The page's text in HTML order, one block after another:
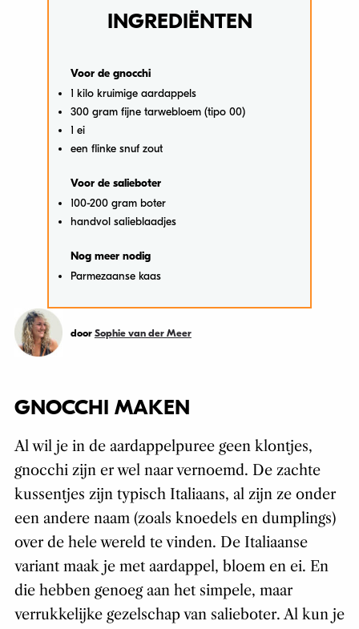
INGREDIËNTEN
Voor de gnocchi
1 kilo kruimige aardappels
300 gram fijne tarwebloem (tipo 00)
1 ei
een flinke snuf zout
Voor de salieboter
100-200 gram boter
handvol salieblaadjes
Nog meer nodig
Parmezaanse kaas
door Sophie van der Meer
GNOCCHI MAKEN
Al wil je in de aardappelpuree geen klontjes,
gnocchi zijn er wel naar vernoemd. De zachte
kussentjes zijn typisch Italiaans, al zijn ze onder
een andere naam (zoals knoedels en dumplings)
over de hele wereld te vinden. De Italiaanse
variant maak je met aardappel, bloem en ei. En
die hebben genoeg aan het simpele, maar
verrukkelijke gezelschap van salieboter. Al kun je